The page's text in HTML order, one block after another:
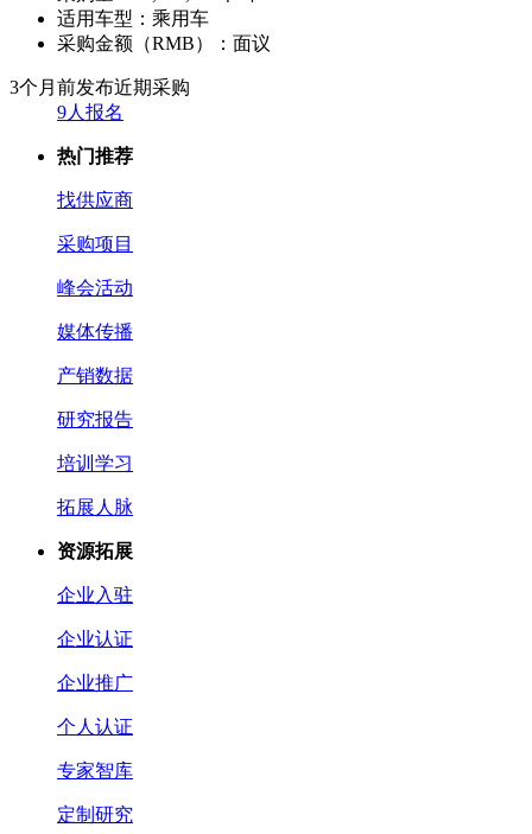
适用车型： 乘用车
采购金额（RMB）： 面议
3个月前发布近期采购
9人报名
热门推荐
找供应商
采购项目
峰会活动
媒体传播
产销数据
研究报告
培训学习
拓展人脉
资源拓展
企业入驻
企业认证
企业推广
个人认证
专家智库
定制研究